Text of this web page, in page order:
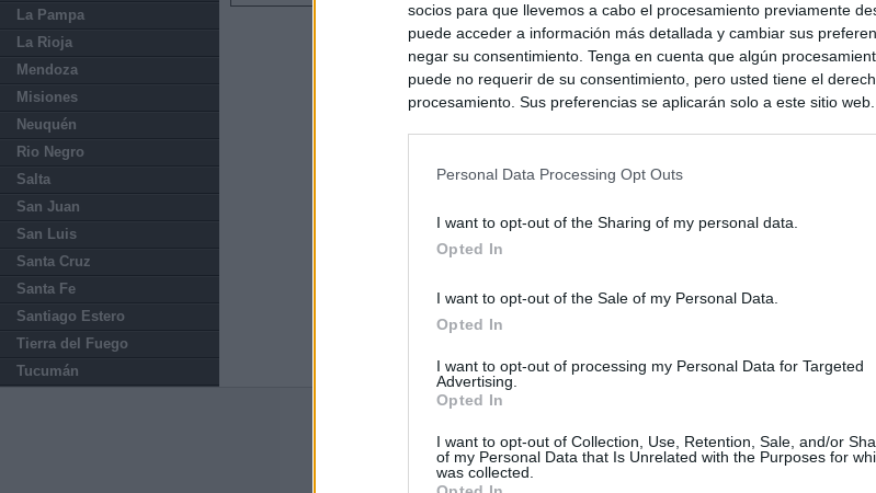
socios para que llevemos a cabo el procesamiento previamente
puede acceder a información más detallada y cambiar sus
negar su consentimiento. Tenga en cuenta que algún
puede no requerir de su consentimiento, pero usted tiene el
procesamiento. Sus preferencias se aplicarán solo a este sitio
Personal Data Processing Opt Outs
I want to opt-out of the Sharing of my personal data.
Opted In
I want to opt-out of the Sale of my Personal Data.
Opted In
I want to opt-out of processing my Personal Data for Targeted
Advertising.
Opted In
I want to opt-out of Collection, Use, Retention, Sale, and/or
of my Personal Data that Is Unrelated with the Purposes for
was collected.
La Pampa
La Rioja
Mendoza
Misiones
Neuquén
Rio Negro
Salta
San Juan
San Luis
Santa Cruz
Santa Fe
Santiago Estero
Tierra del Fuego
Tucumán
España impone controles a los viajeros procedentes de Italia tras el rechazo de
Meloni a quitarlos